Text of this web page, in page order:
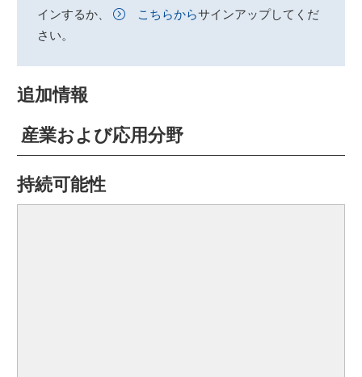
インするか、
こちらからサインアップしてくだ
さい。
追加情報
産業および応用分野
持続可能性